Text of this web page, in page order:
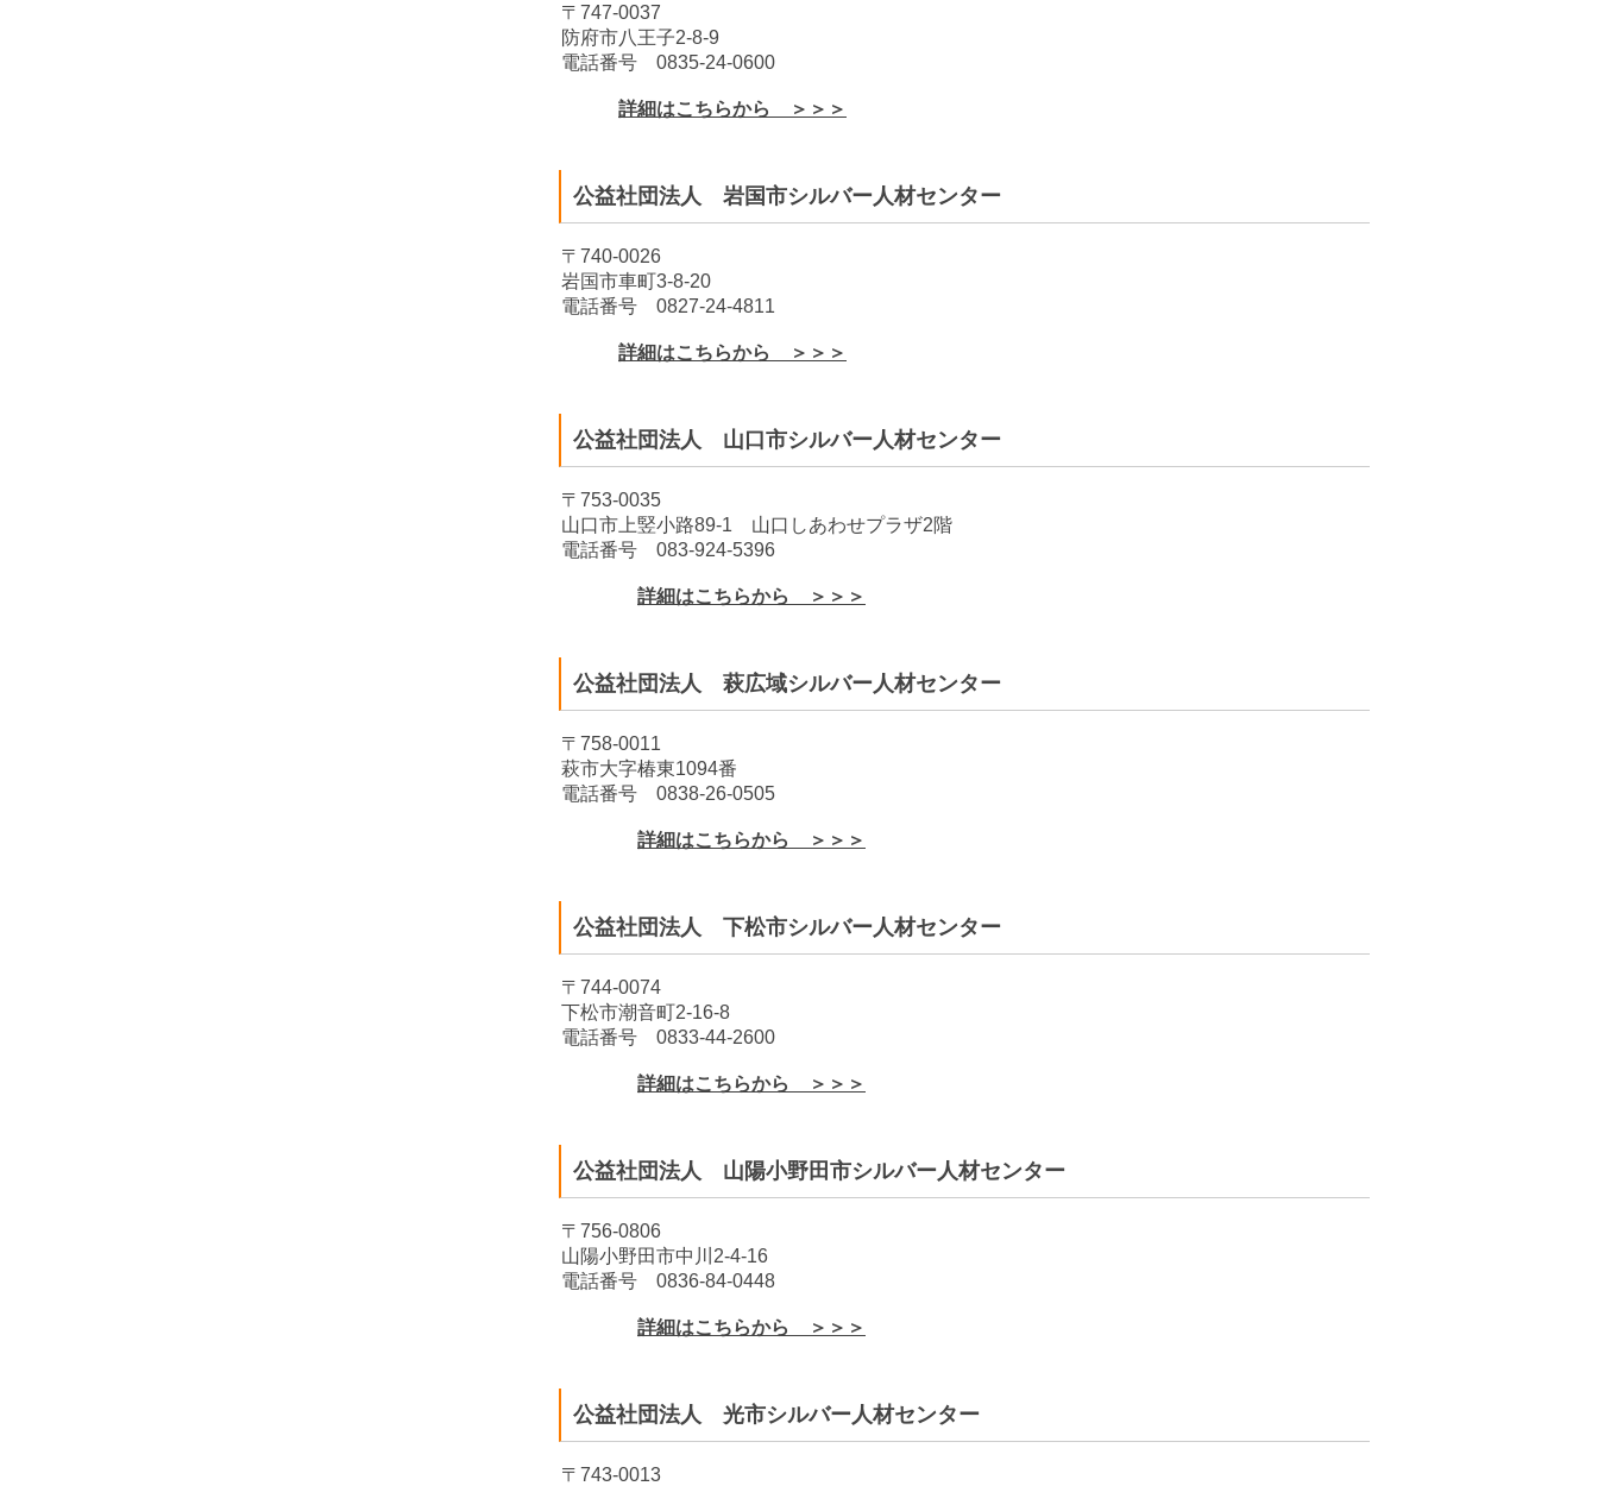
〒747-0037
防府市八王子2-8-9
電話番号 0835-24-0600
詳細はこちらから ＞＞＞
公益社団法人 岩国市シルバー人材センター
〒740-0026
岩国市車町3-8-20
電話番号 0827-24-4811
詳細はこちらから ＞＞＞
公益社団法人 山口市シルバー人材センター
〒753-0035
山口市上竪小路89-1 山口しあわせプラザ2階
電話番号 083-924-5396
詳細はこちらから ＞＞＞
公益社団法人 萩広域シルバー人材センター
〒758-0011
萩市大字椿東1094番
電話番号 0838-26-0505
詳細はこちらから ＞＞＞
公益社団法人 下松市シルバー人材センター
〒744-0074
下松市潮音町2-16-8
電話番号 0833-44-2600
詳細はこちらから ＞＞＞
公益社団法人 山陽小野田市シルバー人材センター
〒756-0806
山陽小野田市中川2-4-16
電話番号 0836-84-0448
詳細はこちらから ＞＞＞
公益社団法人 光市シルバー人材センター
〒743-0013